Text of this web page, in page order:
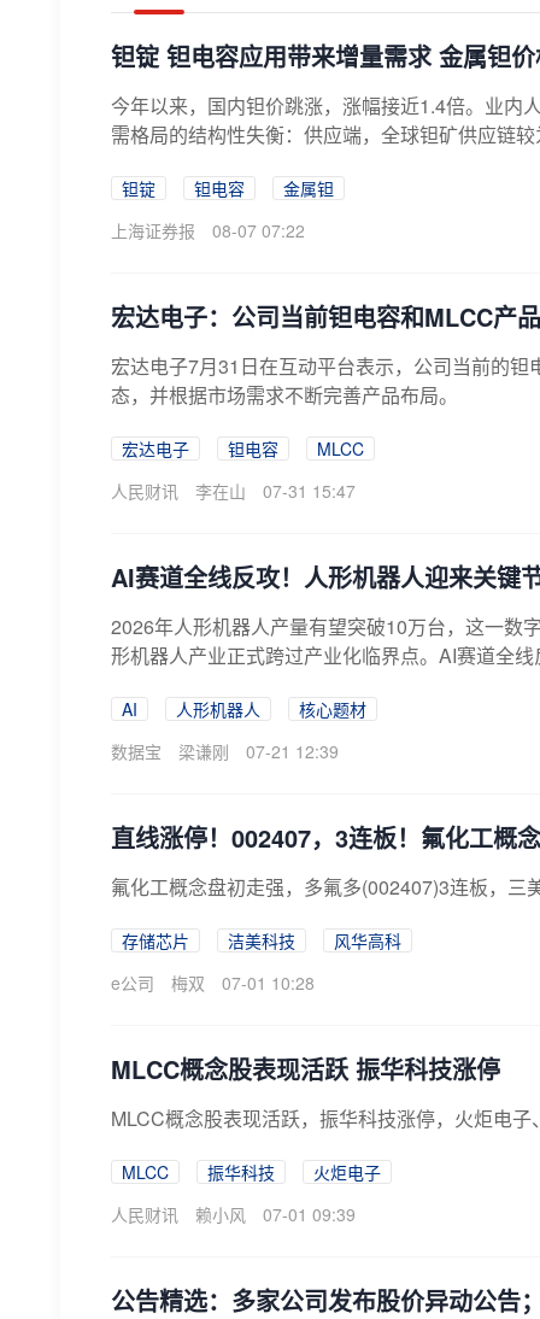
钽锭 钽电容应用带来增量需求 金属钽
今年以来，国内钽价跳涨，涨幅接近1.4倍。业内
需格局的结构性失衡：供应端，全球钽矿供应链
钽锭 钽电容
金属钽
上海证券报
08-07 07:22
宏达电子：公司当前钽电容和MLCC产
宏达电子7月31日在互动平台表示，公司当前的
态，并根据市场需求不断完善产品布局。
宏达电子 钽电容
MLCC
人民财讯
李在山 07-31 15:47
AI赛道全线反攻！人形机器人迎来关键
2026年人形机器人产量有望突破10万台，这一数
形机器人产业正式跨过产业化临界点。AI赛道全
AI 人形机器人
核心题材
数据宝
梁谦刚 07-21 12:39
直线涨停！002407，3连板！氟化工概
氟化工概念盘初走强，多氟多(002407)3连板，
存储芯片 洁美科技
风华高科
e公司
梅双 07-01 10:28
MLCC概念股表现活跃 振华科技涨停
MLCC概念股表现活跃，振华科技涨停，火炬电
MLCC 振华科技
火炬电子
人民财讯
赖小风 07-01 09:39
公告精选：多家公司发布股价异动公告